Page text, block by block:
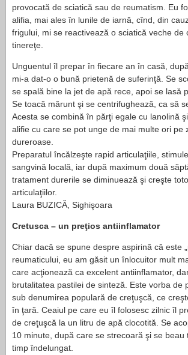
provocată de sciatică sau de reumatism. Eu
alifia, mai ales în lunile de iarnă, cînd, din
frigului, mi se reactivează o sciatică veche de
tinereţe.
Unguentul îl prepar în fiecare an în casă,
mi-a dat-o o bună prietenă de suferinţă. Se
se spală bine la jet de apă rece, apoi se lasă
Se toacă mărunt şi se centrifughează, ca să
Acesta se combină în părţi egale cu lanolină
alifie cu care se pot unge de mai multe ori pe
dureroase.
Preparatul încălzeşte rapid articulaţiile,
sangvină locală, iar după maximum două
tratament durerile se diminuează şi creşte
articulaţiilor.
Laura BUZICĂ, Sighişoara
Cretusca – un preţios antiinflamator
Chiar dacă se spune despre aspirină că este
reumaticului, eu am găsit un înlocuitor mult
care acţionează ca excelent antiinflamator,
brutalitatea pastilei de sinteză. Este vorba de
sub denumirea populară de creţuşcă, ce
în ţară. Ceaiul pe care eu îl folosesc zilnic îl
de creţuşcă la un litru de apă clocotită. Se
10 minute, după care se strecoară şi se beau
timp îndelungat.